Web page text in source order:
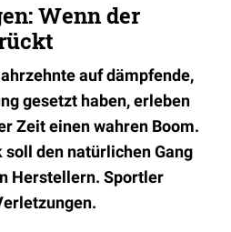
Wenn der
auf dämpfende,
gesetzt haben, erleben
Zeit einen wahren Boom.
den natürlichen Gang
Herstellern. Sportler